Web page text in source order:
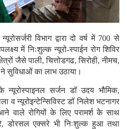
विभाग द्वारा दो वर्ष में 700 से
में निःशुल्क न्यूरो-स्पाईन रोग शिविर
जैसे पाली, चित्तोडगढ, सिरोही, नीमच,
ने सुविधाओं का लाभ उठाया।
न्यूरोस्पाइनल सर्जन डॉ उदय भौमिक,
व न्यूरोइन्टेन्सिविस्ट डॉ निलेश भटनागर
वाले रोगियों के लिए परामर्श के साथ
डोरसल एक्सरे भी निःशुल्क हुआ तथा